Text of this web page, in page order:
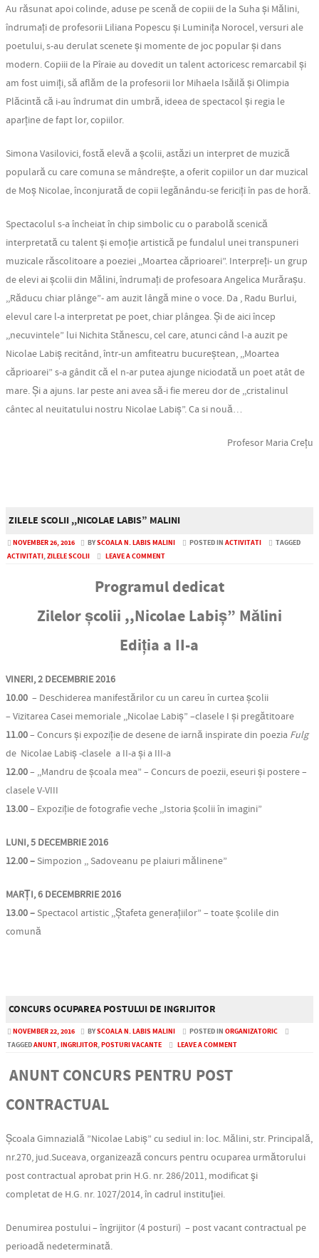
Au răsunat apoi colinde, aduse pe scenă de copiii de la Suha și Mălini,
îndrumați de profesorii Liliana Popescu și Luminița Norocel, versuri ale
poetului, s-au derulat scenete și momente de joc popular și dans
modern. Copiii de la Pîraie au dovedit un talent actoricesc remarcabil și
am fost uimiți, să aflăm de la profesorii lor Mihaela Isăilă și Olimpia
Plăcintă că i-au îndrumat din umbră, ideea de spectacol și regia le
aparține de fapt lor, copiilor.
Simona Vasilovici, fostă elevă a școlii, astăzi un interpret de muzică
populară cu care comuna se mândrește, a oferit copiilor un dar muzical
de Moș Nicolae, înconjurată de copii legănându-se fericiți în pas de horă.
Spectacolul s-a încheiat în chip simbolic cu o parabolă scenică
interpretată cu talent și emoție artistică pe fundalul unei transpuneri
muzicale răscolitoare a poeziei ,,Moartea căprioarei”. Interpreți- un grup
de elevi ai școlii din Mălini, îndrumați de profesoara Angelica Murărașu.
,,Răducu chiar plânge”- am auzit lângă mine o voce. Da , Radu Burlui,
elevul care l-a interpretat pe poet, chiar plângea. Și de aici încep
,,necuvintele” lui Nichita Stănescu, cel care, atunci când l-a auzit pe
Nicolae Labiș recitând, într-un amfiteatru bucureștean, ,,Moartea
căprioarei” s-a gândit că el n-ar putea ajunge niciodată un poet atât de
mare. Și a ajuns. Iar peste ani avea să-i fie mereu dor de ,,cristalinul
cântec al neuitatului nostru Nicolae Labiș”. Ca si nouă…
Profesor Maria Crețu
ZILELE SCOLII ,,NICOLAE LABIS” MALINI
NOVEMBER 26, 2016 BYSCOALA N. LABIS MALINI POSTED IN ACTIVITATI
TAGGED
ACTIVITATI,ZILELE SCOLII LEAVE A COMMENT
Programul dedicat
Zilelor școlii ,,Nicolae Labiș” Mălini
Ediția a II-a
VINERI, 2 DECEMBRIE 2016
10.00 – Deschiderea manifestărilor cu un careu în curtea școlii
– Vizitarea Casei memoriale ,,Nicolae Labiș” –clasele I și pregătitoare
11.00– Concurs și expoziție de desene de iarnă inspirate din poezia Fulg
de Nicolae Labiș -clasele a II-a și a III-a
12.00– ,,Mandru de școala mea” – Concurs de poezii, eseuri și postere –
clasele V-VIII
13.00– Expoziție de fotografie veche ,,Istoria școlii în imagini”
LUNI, 5 DECEMBRIE 2016
12.00 – Simpozion ,, Sadoveanu pe plaiuri mălinene”
MARȚI, 6 DECEMBRRIE 2016
13.00 – Spectacol artistic ,,Ștafeta generațiilor” – toate școlile din
comună
CONCURS OCUPAREA POSTULUI DE INGRIJITOR
NOVEMBER 22, 2016 BYSCOALA N. LABIS MALINI POSTED IN ORGANIZATORIC
TAGGEDANUNT,INGRIJITOR,POSTURI VACANTE LEAVE A COMMENT
ANUNT CONCURS PENTRU POST
CONTRACTUAL
Școala Gimnazială ”Nicolae Labiș” cu sediul in: loc. Mălini, str. Principală,
nr.270, jud.Suceava,organizează concurs pentru ocuparea următorului
post contractual aprobat prin H.G. nr. 286/2011, modificat şi
completat de H.G. nr. 1027/2014, în cadrul instituţiei.
Denumirea postului – îngrijitor (4 posturi) – postvacantcontractual pe
perioadă nedeterminată.